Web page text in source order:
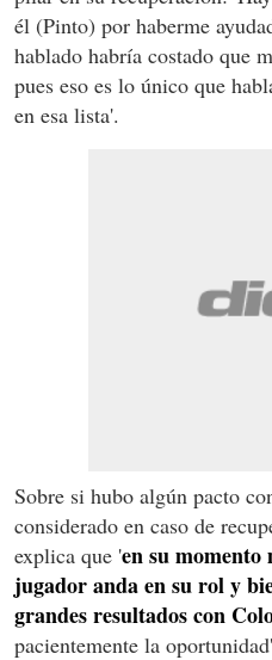
él (Pinto) por haberme
hablado habría costado que
pues eso es lo único que
en esa lista'.
Sobre si hubo algún pacto
considerado en caso de
explica que 'en su momento
jugador anda en su rol y
grandes resultados con
pacientemente la